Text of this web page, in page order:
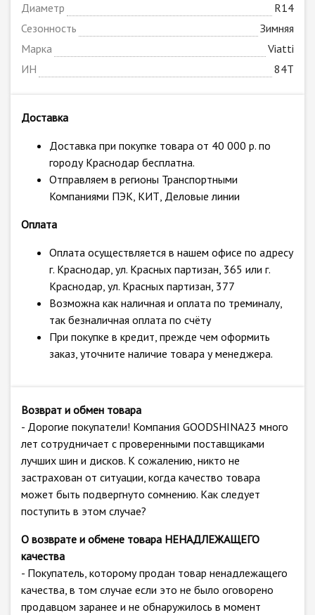
Диаметр
R14
Сезонность
Зимняя
Марка
Viatti
ИН
84T
Доставка
Доставка при покупке товара от 40 000 р. по
городу Краснодар бесплатна.
Отправляем в регионы Транспортными
Компаниями ПЭК, КИТ, Деловые линии
Оплата
Оплата осуществляется в нашем офисе по адресу
г. Краснодар, ул. Красных партизан, 365 или г.
Краснодар, ул. Красных партизан, 377
Возможна как наличная и оплата по треминалу,
так безналичная оплата по счёту
При покупке в кредит, прежде чем оформить
заказ, уточните наличие товара у менеджера.
Возврат и обмен товара
- Дорогие покупатели! Компания GOODSHINA23 много
лет сотрудничает с проверенными поставщиками
лучших шин и дисков. К сожалению, никто не
застрахован от ситуации, когда качество товара
может быть подвергнуто сомнению. Как следует
поступить в этом случае?
О возврате и обмене товара НЕНАДЛЕЖАЩЕГО
качества
- Покупатель, которому продан товар ненадлежащего
качества, в том случае если это не было оговорено
продавцом заранее и не обнаружилось в момент